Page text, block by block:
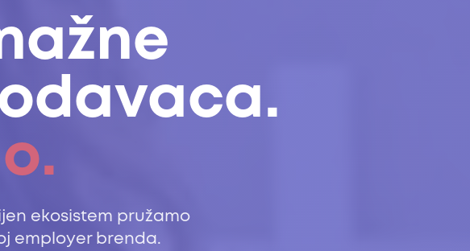
ekosistem pružamo
employer brenda.